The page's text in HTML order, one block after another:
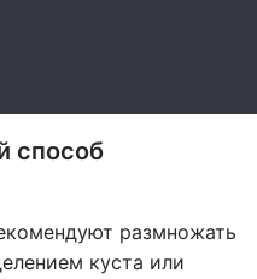
способ
размножать
куста или